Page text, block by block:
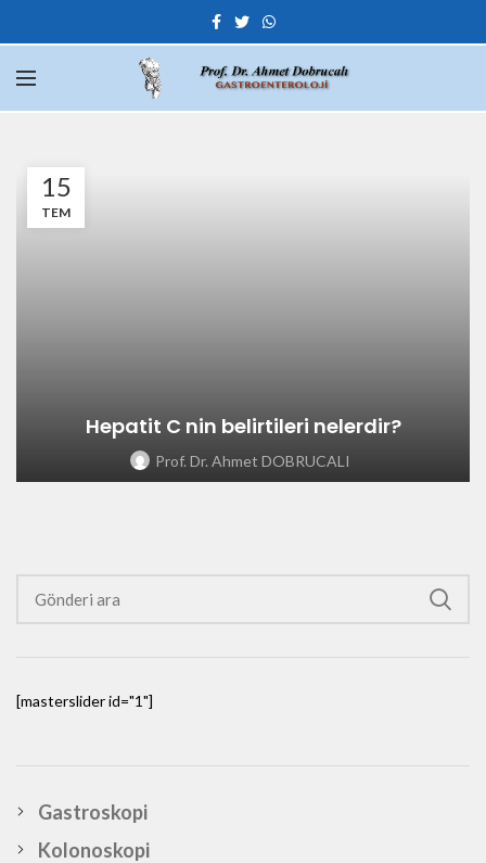
15
TEM
Hepatit C nin belirtileri nelerdir?
Prof. Dr. Ahmet DOBRUCALI
[masterslider id="1"]
Gastroskopi
Kolonoskopi